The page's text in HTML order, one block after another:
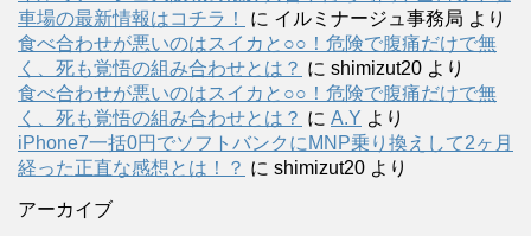
車場の最新情報はコチラ！
に イルミナージュ事務局 より
食べ合わせが悪いのはスイカと○○！危険で腹痛だけで無
く、死も覚悟の組み合わせとは？ に shimizut20 より
食べ合わせが悪いのはスイカと○○！危険で腹痛だけで無
く、死も覚悟の組み合わせとは？ に A.Y より
iPhone7一括0円でソフトバンクにMNP乗り換えして2ヶ月
経った正直な感想とは！？ に shimizut20 より
アーカイブ